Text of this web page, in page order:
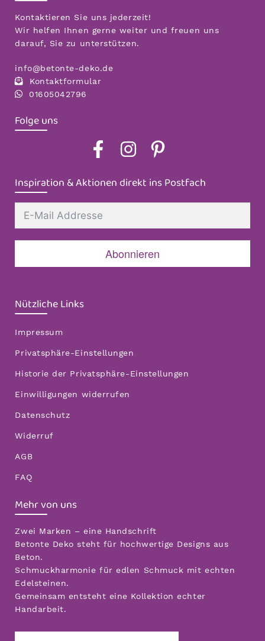
Kontaktieren Sie uns jederzeit!
Wir helfen Ihnen gerne weiter und freuen uns
darauf, Sie zu unterstützen.
info@betonte-deko.de
Kontaktformular
01605042796
Folge uns
Inspiration & Aktionen direkt ins Postfach
Abonnieren
Nützliche Links
Impressum
Privatsphäre-Einstellungen
Historie der Privatsphäre-Einstellungen
Einwilligungen widerrufen
Datenschutz
Widerruf
AGB
FAQ
Mehr von uns
Zwei Marken – eine Handschrift
Betonte Deko steht für hochwertige Designs aus
Beton.
Schmuckharmonie für edlen Schmuck mit echten
Edelsteinen.
Gemeinsam entsteht eine Kollektion echter
Handarbeit.